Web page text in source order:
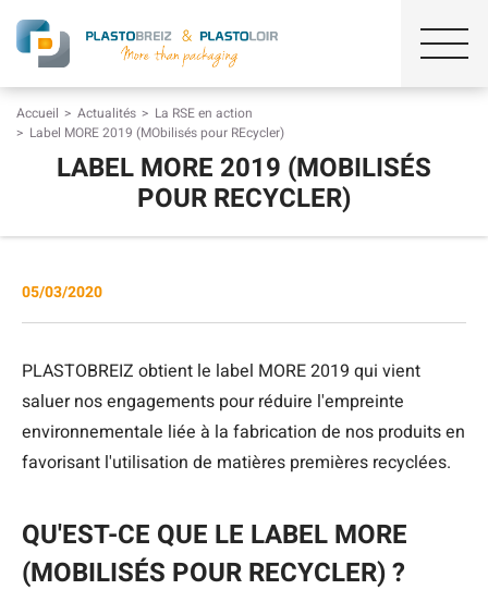
Accueil Actualités
La RSE en action
Label MORE 2019 (MObilisés pour REcycler)
LABEL MORE 2019 (MOBILISÉS
POUR RECYCLER)
05/03/2020
PLASTOBREIZ obtient le label MORE 2019 qui vient
saluer nos engagements pour réduire l'empreinte
environnementale liée à la fabrication de nos produits en
favorisant l'utilisation de matières premières recyclées.
QU'EST-CE QUE LE LABEL MORE
(MOBILISÉS POUR RECYCLER) ?